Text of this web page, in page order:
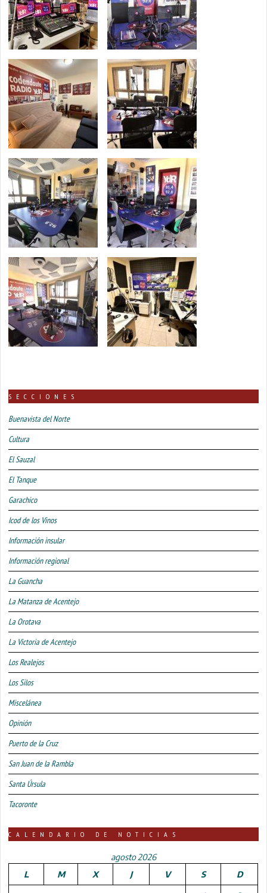
SECCIONES
Buenavista del Norte
Cultura
El Sauzal
El Tanque
Garachico
Icod de los Vinos
Información insular
Información regional
La Guancha
La Matanza de Acentejo
La Orotava
La Victoria de Acentejo
Los Realejos
Los Silos
Miscelánea
Opinión
Puerto de la Cruz
San Juan de la Rambla
Santa Úrsula
Tacoronte
CALENDARIO DE NOTICIAS
agosto 2026
L
M X J V S D